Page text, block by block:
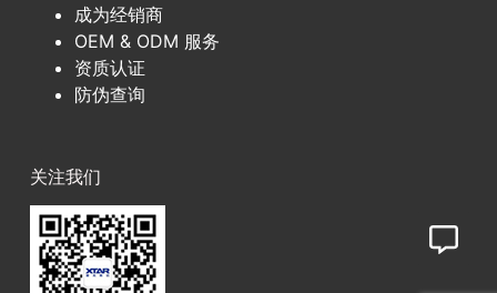
成为经销商
OEM & ODM 服务
资质认证
防伪查询
关注我们